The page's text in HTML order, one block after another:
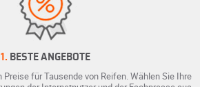
1. BESTE ANGEBOTE
für Tausende von Reifen. Wählen Sie Ihre